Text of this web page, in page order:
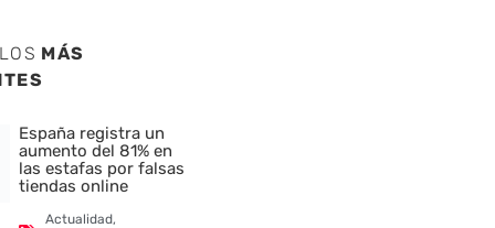
MÁS
España registra un
aumento del 81% en
las estafas por falsas
tiendas online
Actualidad,